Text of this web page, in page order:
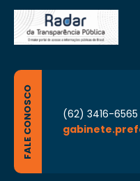
FALE CONOSCO
(62) 3416-6565